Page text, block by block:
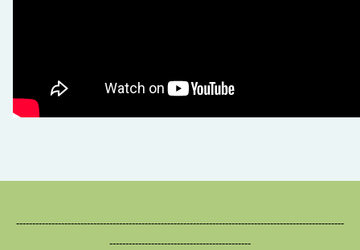
回首頁
------------------------------------------------------------------------------------------------------
--------------------------------------------